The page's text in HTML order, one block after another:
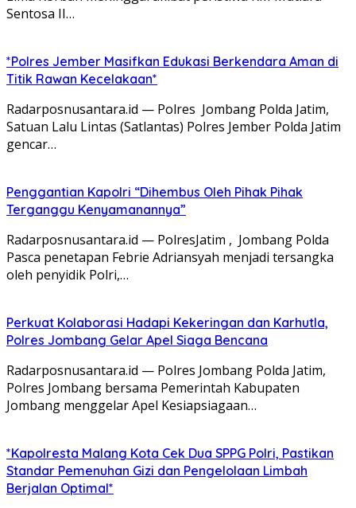
Sentosa II…
*Polres Jember Masifkan Edukasi Berkendara Aman di
Titik Rawan Kecelakaan*
Radarposnusantara.id — Polres Jombang Polda Jatim,
Satuan Lalu Lintas (Satlantas) Polres Jember Polda Jatim
gencar…
Penggantian Kapolri “Dihembus Oleh Pihak Pihak
Terganggu Kenyamanannya”
Radarposnusantara.id — PolresJatim , Jombang Polda
Pasca penetapan Febrie Adriansyah menjadi tersangka
oleh penyidik Polri,…
Perkuat Kolaborasi Hadapi Kekeringan dan Karhutla,
Polres Jombang Gelar Apel Siaga Bencana
Radarposnusantara.id — Polres Jombang Polda Jatim,
Polres Jombang bersama Pemerintah Kabupaten
Jombang menggelar Apel Kesiapsiagaan…
*Kapolresta Malang Kota Cek Dua SPPG Polri, Pastikan
Standar Pemenuhan Gizi dan Pengelolaan Limbah
Berjalan Optimal*